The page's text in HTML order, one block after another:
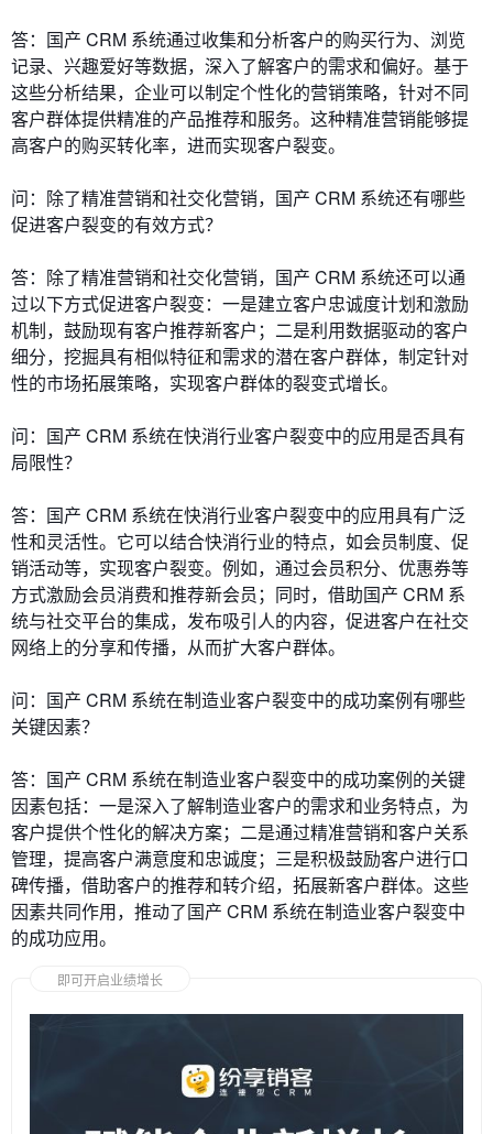
答：国产 CRM 系统通过收集和分析客户的购买行为、浏览
记录、兴趣爱好等数据，深入了解客户的需求和偏好。基于
这些分析结果，企业可以制定个性化的营销策略，针对不同
客户群体提供精准的产品推荐和服务。这种精准营销能够提
高客户的购买转化率，进而实现客户裂变。
问：除了精准营销和社交化营销，国产 CRM 系统还有哪些
促进客户裂变的有效方式？
答：除了精准营销和社交化营销，国产 CRM 系统还可以通
过以下方式促进客户裂变：一是建立客户忠诚度计划和激励
机制，鼓励现有客户推荐新客户；二是利用数据驱动的客户
细分，挖掘具有相似特征和需求的潜在客户群体，制定针对
性的市场拓展策略，实现客户群体的裂变式增长。
问：国产 CRM 系统在快消行业客户裂变中的应用是否具有
局限性？
答：国产 CRM 系统在快消行业客户裂变中的应用具有广泛
性和灵活性。它可以结合快消行业的特点，如会员制度、促
销活动等，实现客户裂变。例如，通过会员积分、优惠券等
方式激励会员消费和推荐新会员；同时，借助国产 CRM 系
统与社交平台的集成，发布吸引人的内容，促进客户在社交
网络上的分享和传播，从而扩大客户群体。
问：国产 CRM 系统在制造业客户裂变中的成功案例有哪些
关键因素？
答：国产 CRM 系统在制造业客户裂变中的成功案例的关键
因素包括：一是深入了解制造业客户的需求和业务特点，为
客户提供个性化的解决方案；二是通过精准营销和客户关系
管理，提高客户满意度和忠诚度；三是积极鼓励客户进行口
碑传播，借助客户的推荐和转介绍，拓展新客户群体。这些
因素共同作用，推动了国产 CRM 系统在制造业客户裂变中
的成功应用。
即可开启业绩增长